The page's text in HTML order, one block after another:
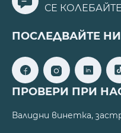
СЕ
ПОСЛЕДВАЙТЕ НИ
ПРОВЕРИ ПРИ
Валидни винетка,